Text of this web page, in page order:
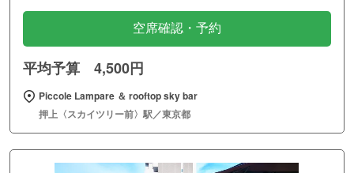
空席確認・予約
平均予算 4,500円
Piccole Lampare ＆ rooftop sky bar
押上〈スカイツリー前〉駅／東京都